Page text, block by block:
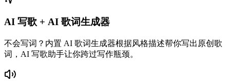
AI 写歌 + AI 歌词生成器
不会写词？内置 AI 歌词生成器根据风格描述帮你写出原创歌
词，AI 写歌助手让你跨过写作瓶颈。